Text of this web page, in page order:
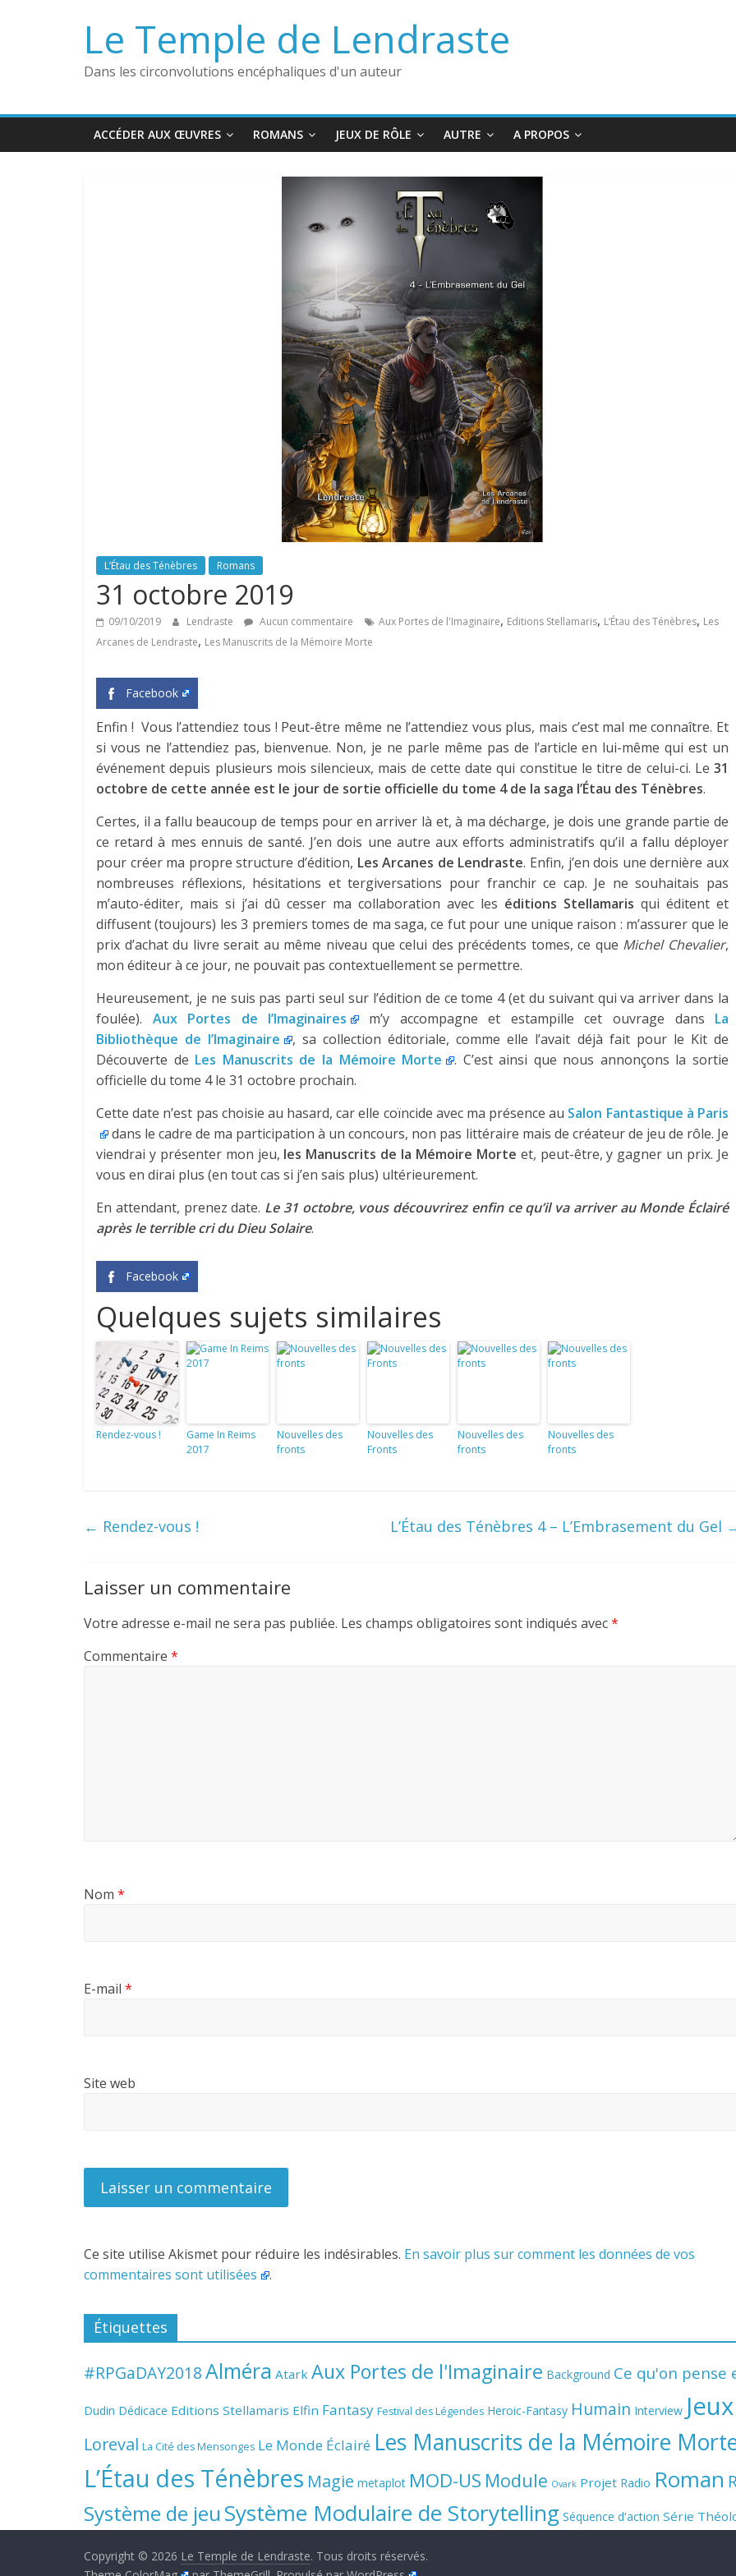
Le Temple de Lendraste
Dans les circonvolutions encéphaliques d'un auteur
ACCÉDER AUX ŒUVRES ROMANS JEUX DE RÔLE AUTRE A PROPOS
L’Étau des Ténèbres Romans
31 octobre 2019
09/10/2019 Lendraste Aucun commentaire Aux Portes de l'Imaginaire, Editions Stellamaris, L’Étau des Ténèbres, Les
Arcanes de Lendraste, Les Manuscrits de la Mémoire Morte
Facebook
Enfin ! Vous l’attendiez tous ! Peut-être même ne l’attendiez vous plus, mais c’est mal me connaître. Et
si vous ne l’attendiez pas, bienvenue. Non, je ne parle même pas de l’article en lui-même qui est un
événement depuis plusieurs mois silencieux, mais de cette date qui constitue le titre de celui-ci. Le 31
octobre de cette année est le jour de sortie officielle du tome 4 de la saga l’Étau des Ténèbres.
Certes, il a fallu beaucoup de temps pour en arriver là et, à ma décharge, je dois une grande partie de
ce retard à mes ennuis de santé. J’en dois une autre aux efforts administratifs qu’il a fallu déployer
pour créer ma propre structure d’édition, Les Arcanes de Lendraste. Enfin, j’en dois une dernière aux
nombreuses réflexions, hésitations et tergiversations pour franchir ce cap. Je ne souhaitais pas
m’auto-éditer, mais si j’ai dû cesser ma collaboration avec les éditions Stellamaris qui éditent et
diffusent (toujours) les 3 premiers tomes de ma saga, ce fut pour une unique raison : m’assurer que le
prix d’achat du livre serait au même niveau que celui des précédents tomes, ce que Michel Chevalier,
mon éditeur à ce jour, ne pouvait pas contextuellement se permettre.
Heureusement, je ne suis pas parti seul sur l’édition de ce tome 4 (et du suivant qui va arriver dans la
foulée). Aux Portes de l’Imaginaires m’y accompagne et estampille cet ouvrage dans La
Bibliothèque de l’Imaginaire
, sa collection éditoriale, comme elle l’avait déjà fait pour le Kit de
Découverte de Les Manuscrits de la Mémoire Morte
. C’est ainsi que nous annonçons la sortie
officielle du tome 4 le 31 octobre prochain.
Cette date n’est pas choisie au hasard, car elle coïncide avec ma présence au Salon Fantastique à Paris
dans le cadre de ma participation à un concours, non pas littéraire mais de créateur de jeu de rôle. Je
viendrai y présenter mon jeu, les Manuscrits de la Mémoire Morte et, peut-être, y gagner un prix. Je
vous en dirai plus (en tout cas si j’en sais plus) ultérieurement.
En attendant, prenez date. Le 31 octobre, vous découvrirez enfin ce qu’il va arriver au Monde Éclairé
après le terrible cri du Dieu Solaire.
Facebook
Quelques sujets similaires
Rendez-vous !
Game In Reims
2017
Nouvelles des
fronts
Nouvelles des
Fronts
Nouvelles des
fronts
Nouvelles des
fronts
← Rendez-vous ! L’Étau des Ténèbres 4 – L’Embrasement du Gel
Laisser un commentaire
Votre adresse e-mail ne sera pas publiée. Les champs obligatoires sont indiqués avec*
Commentaire *
Nom *
E-mail *
Site web
Ce site utilise Akismet pour réduire les indésirables. En savoir plus sur comment les données de vos
commentaires sont utilisées
.
Étiquettes
#RPGaDAY2018Alméra Atark Aux Portes de l'Imaginaire Background Ce qu'on
Dudin Dédicace Editions Stellamaris Elfin Fantasy Festival des Légendes Heroic-Fantasy Humain Interview
Loreval La Cité des Mensonges Le Monde Éclairé Les Manuscrits de la Mémoire
L’Étau des Ténèbres Magie metaplot MOD-US Module Ovark Projet Radio Roman
Système de jeu Système Modulaire de Storytelling Séquence d'action Série
Copyright © 2026 Le Temple de Lendraste. Tous droits réservés.